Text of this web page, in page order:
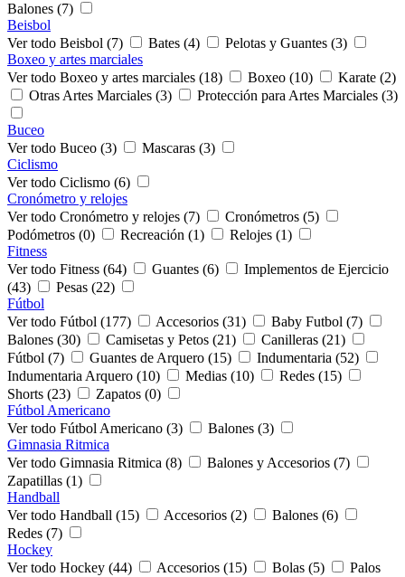
Balones (7)
Beisbol
Ver todo Beisbol (7)
Bates (4)
Pelotas y Guantes (3)
Boxeo y artes marciales
Ver todo Boxeo y artes marciales (18)
Boxeo (10)
Karate (2)
Otras Artes Marciales (3)
Protección para Artes Marciales (3)
Buceo
Ver todo Buceo (3)
Mascaras (3)
Ciclismo
Ver todo Ciclismo (6)
Cronómetro y relojes
Ver todo Cronómetro y relojes (7)
Cronómetros (5)
Podómetros (0)
Recreación (1)
Relojes (1)
Fitness
Ver todo Fitness (64)
Guantes (6)
Implementos de Ejercicio
(43)
Pesas (22)
Fútbol
Ver todo Fútbol (177)
Accesorios (31)
Baby Futbol (7)
Balones (30)
Camisetas y Petos (21)
Canilleras (21)
Fútbol (7)
Guantes de Arquero (15)
Indumentaria (52)
Indumentaria Arquero (10)
Medias (10)
Redes (15)
Shorts (23)
Zapatos (0)
Fútbol Americano
Ver todo Fútbol Americano (3)
Balones (3)
Gimnasia Ritmica
Ver todo Gimnasia Ritmica (8)
Balones y Accesorios (7)
Zapatillas (1)
Handball
Ver todo Handball (15)
Accesorios (2)
Balones (6)
Redes (7)
Hockey
Ver todo Hockey (44)
Accesorios (15) Bolas (5)
Palos